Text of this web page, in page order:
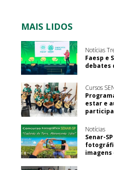
MAIS LIDOS
Notícias
Faesp e
debates
Cursos
estar e
Notícias
Senar-
imagens